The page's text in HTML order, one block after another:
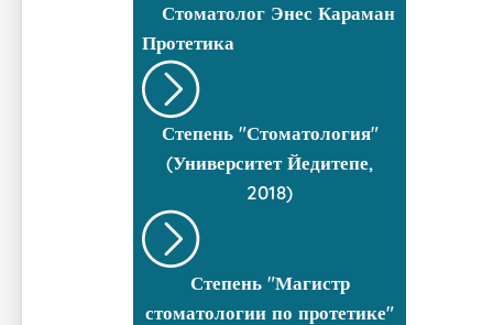
Стоматолог Энес Караман
Протетика
Степень "Стоматология"
(Университет Йедитепе,
2018)
Степень "Магистр
стоматологии по протетике"